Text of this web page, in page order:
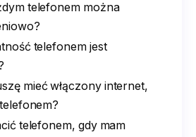
telefonem można
telefonem jest
mieć włączony internet,
telefonem, gdy mam